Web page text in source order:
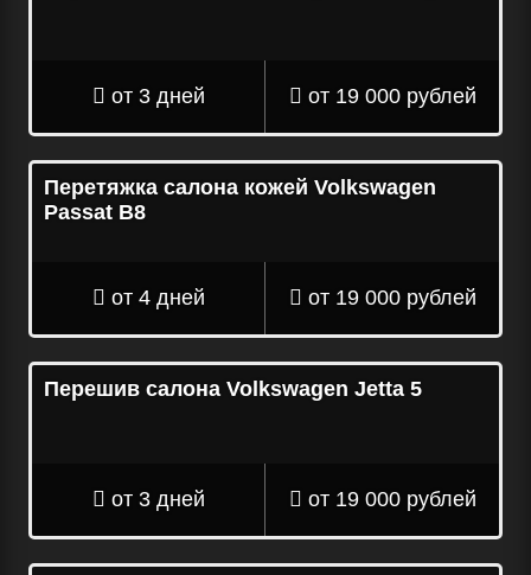
от 3 дней от 19 000 рублей
Перетяжка салона кожей Volkswagen
Passat B8
от 4 дней от 19 000 рублей
Перешив салона Volkswagen Jetta 5
от 3 дней от 19 000 рублей